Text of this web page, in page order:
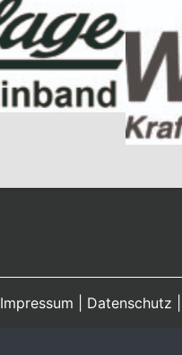
Impressum Datenschutz